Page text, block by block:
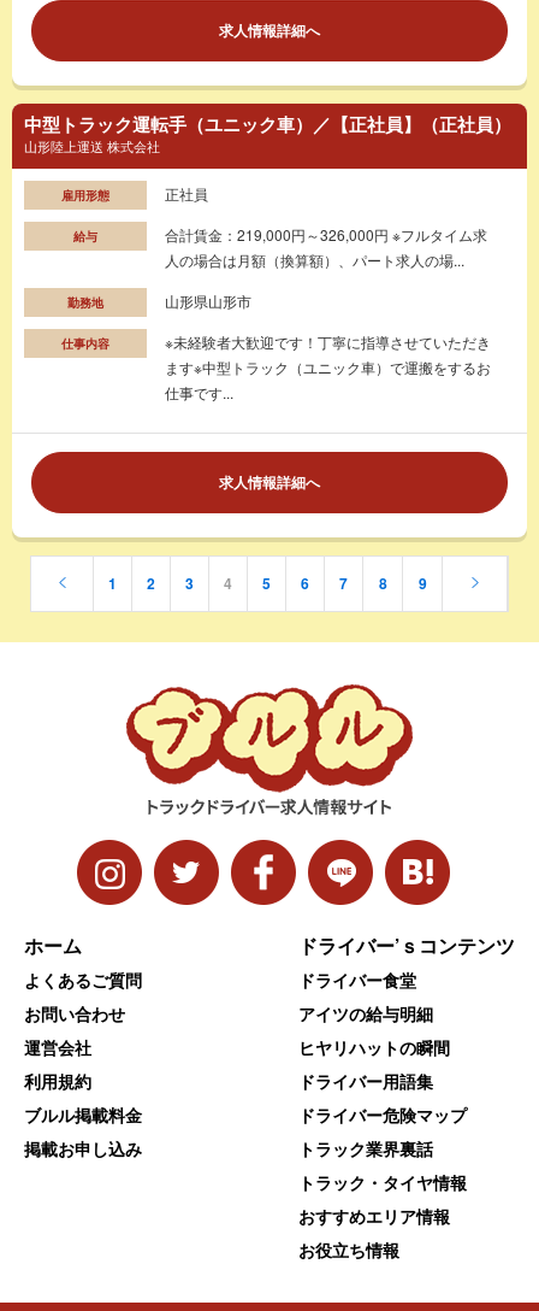
求人情報詳細へ
中型トラック運転手（ユニック車）／【正社員】（正社員）
山形陸上運送 株式会社
雇用形態 正社員
給与
合計賃金：219,000円～326,000円 ※フルタイム求
人の場合は月額（換算額）、パート求人の場...
勤務地 山形県山形市
仕事内容
※未経験者大歓迎です！丁寧に指導させていただき
ます※中型トラック（ユニック車）で運搬をするお
仕事です...
求人情報詳細へ
1 2 3 4 5 6 7 8 9
ホーム
よくあるご質問
お問い合わせ
運営会社
利用規約
ブルル掲載料金
掲載お申し込み
ドライバー’ｓコンテンツ
ドライバー食堂
アイツの給与明細
ヒヤリハットの瞬間
ドライバー用語集
ドライバー危険マップ
トラック業界裏話
トラック・タイヤ情報
おすすめエリア情報
お役立ち情報